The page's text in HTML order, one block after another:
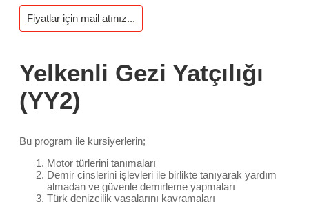
Fiyatlar için mail atınız...
Yelkenli Gezi Yatçılığı
(YY2)
Bu program ile kursiyerlerin;
Motor türlerini tanımaları
Demir cinslerini işlevleri ile birlikte tanıyarak yardım
almadan ve güvenle demirleme yapmaları
Türk denizcilik yasalarını kavramaları